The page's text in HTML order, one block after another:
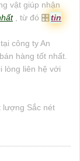
vật giúp nhận
, từ đó 🎛 tin
công ty An
hàng tốt nhất.
lòng liên hệ với
lượng Sắc nét